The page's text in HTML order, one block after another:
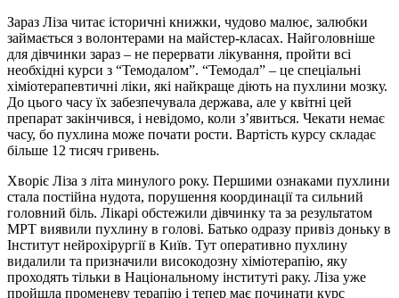
Зараз Ліза читає історичні книжки, чудово малює, залюбки
займається з волонтерами на майстер-класах. Найголовніше
для дівчинки зараз – не перервати лікування, пройти всі
необхідні курси з “Темодалом”. “Темодал” – це спеціальні
хіміотерапевтичні ліки, які найкраще діють на пухлини мозку.
До цього часу їх забезпечувала держава, але у квітні цей
препарат закінчився, і невідомо, коли з’явиться. Чекати немає
часу, бо пухлина може почати рости. Вартість курсу складає
більше 12 тисяч гривень.
Хворіє Ліза з літа минулого року. Першими ознаками пухлини
стала постійна нудота, порушення координації та сильний
головний біль. Лікарі обстежили дівчинку та за результатом
МРТ виявили пухлину в голові. Батько одразу привіз доньку в
Інститут нейрохірургії в Київ. Тут оперативно пухлину
видалили та призначили високодозну хіміотерапію, яку
проходять тільки в Національному інституті раку. Ліза уже
пройшла променеву терапію і тепер має починати курс